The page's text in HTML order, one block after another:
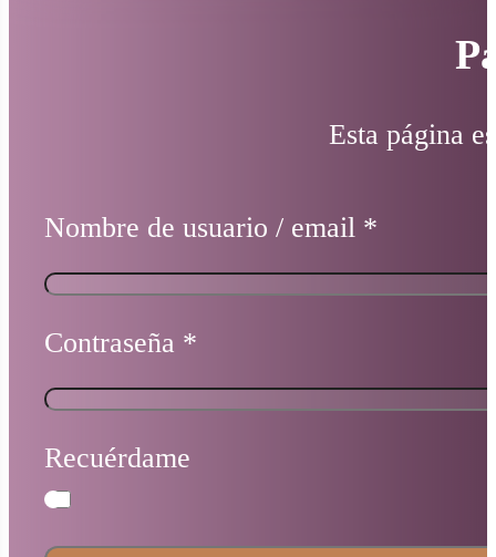
Esta página
Nombre de usuario / email *
Contraseña *
Recuérdame